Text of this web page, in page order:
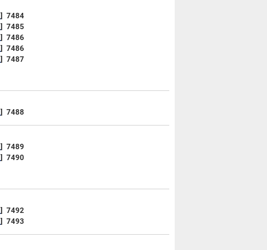
] 7484
] 7485
] 7486
] 7486
] 7487
] 7488
] 7489
] 7490
] 7492
] 7493